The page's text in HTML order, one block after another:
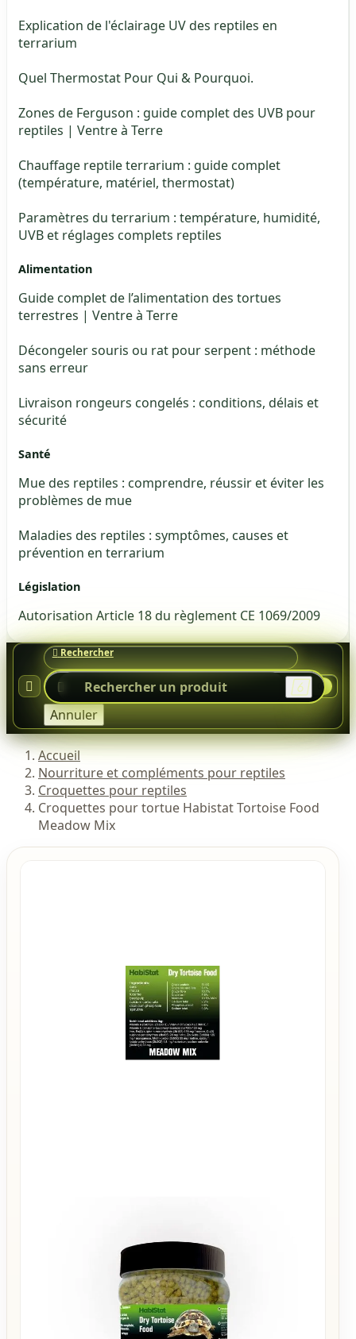
Explication de l'éclairage UV des reptiles en
terrarium
Quel Thermostat Pour Qui & Pourquoi.
Zones de Ferguson : guide complet des UVB pour
reptiles | Ventre à Terre
Chauffage reptile terrarium : guide complet
(température, matériel, thermostat)
Paramètres du terrarium : température, humidité,
UVB et réglages complets reptiles
Alimentation
Guide complet de l’alimentation des tortues
terrestres | Ventre à Terre
Décongeler souris ou rat pour serpent : méthode
sans erreur
Livraison rongeurs congelés : conditions, délais et
sécurité
Santé
Mue des reptiles : comprendre, réussir et éviter les
problèmes de mue
Maladies des reptiles : symptômes, causes et
prévention en terrarium
Législation
Autorisation Article 18 du règlement CE 1069/2009



Annuler

Accueil
Nourriture et compléments pour reptiles
Croquettes pour reptiles
Croquettes pour tortue Habistat Tortoise Food
Meadow Mix